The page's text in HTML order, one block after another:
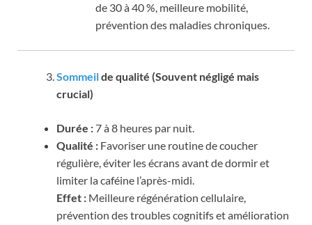
de 30 à 40 %, meilleure mobilité,
prévention des maladies chroniques.
Sommeilde qualité (Souvent négligé mais
crucial)
Durée : 7 à 8 heures par nuit.
Qualité : Favoriser une routine de coucher
régulière, éviter les écrans avant de dormir et
limiter la caféine l’après-midi.
Effet : Meilleure régénération cellulaire,
prévention des troubles cognitifs et amélioration